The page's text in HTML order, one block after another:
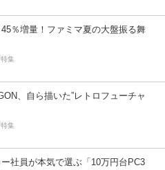
％増量！ファミマ夏の大盤振る舞
集
、自ら描いた”レトロフューチャ
集
社員が本気で選ぶ「10万円台PC3